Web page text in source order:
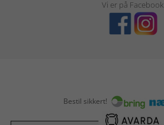
Vi er på Facebook
Bestil sikkert!